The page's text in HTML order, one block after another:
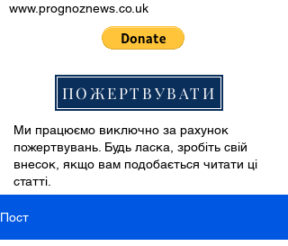
www.prognoznews.co.uk
ПОЖЕРТВУВАТИ
Ми працюємо виключно за рахунок
пожертвувань. Будь ласка, зробіть свій
внесок, якщо вам подобається читати ці
статті.
Пост